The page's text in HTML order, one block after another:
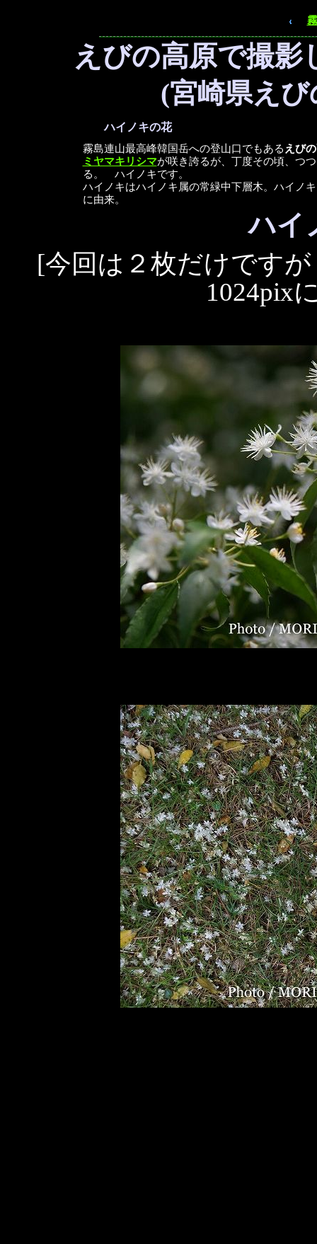
えびの高原で撮
(宮崎県え
ハイノキの花
霧島連山最高峰韓国岳への登山口でもある えび
ミヤマキリシマが咲き誇るが、丁度その頃、つ
る。 ハイノキです。
ハイノキはハイノキ属の常緑中下層木。ハイノ
に由来。
ハイ
[今回は２枚だけです
1024pix